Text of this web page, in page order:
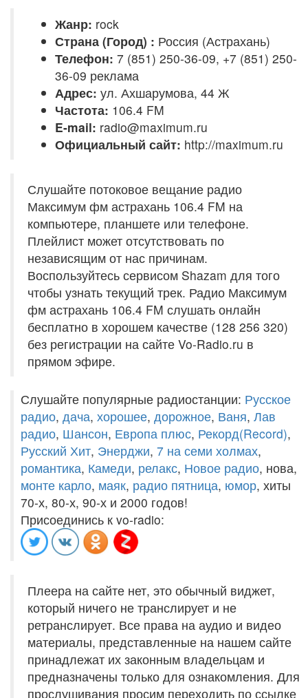
Жанр: rock
Страна (Город) : Россия (Астрахань)
Телефон: 7 (851) 250-36-09, +7 (851) 250-
36-09 реклама
Адрес: ул. Ахшарумова, 44 Ж
Частота: 106.4 FM
E-mail: radio@maximum.ru
Официальный сайт: http://maximum.ru
Слушайте потоковое вещание радио
Максимум фм астрахань 106.4 FM на
компьютере, планшете или телефоне.
Плейлист может отсутствовать по
независящим от нас причинам.
Воспользуйтесь сервисом Shazam для того
чтобы узнать текущий трек. Радио Максимум
фм астрахань 106.4 FM слушать онлайн
бесплатно в хорошем качестве (128 256 320)
без регистрации на сайте Vo-Radio.ru в
прямом эфире.
Слушайте популярные радиостанции: Русское
радио, дача, хорошее, дорожное, Ваня, Лав
радио, Шансон, Европа плюс, Рекорд(Record),
Русский Хит, Энерджи, 7 на семи холмах,
романтика, Камеди, релакс, Новое радио, нова,
монте карло, маяк, радио пятница, юмор, хиты
70-х, 80-х, 90-х и 2000 годов!
Присоединись к vo-radio:
Плеера на сайте нет, это обычный виджет,
который ничего не транслирует и не
ретранслирует. Все права на аудио и видео
материалы, представленные на нашем сайте
принадлежат их законным владельцам и
предназначены только для ознакомления. Для
прослушивания просим переходить по ссылке